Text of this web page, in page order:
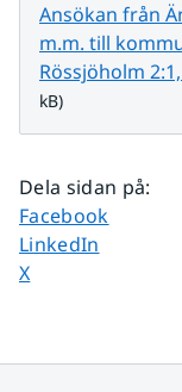
Ansökan från
m.m. till
Rössjöholm
kB)
Dela sidan på:
Dela sidan på
Facebook
Dela sidan på
LinkedIn
Dela sidan på
X